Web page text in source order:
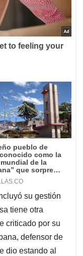
su gestión
tiene otra
criticado por su
defensor de
dio estando al